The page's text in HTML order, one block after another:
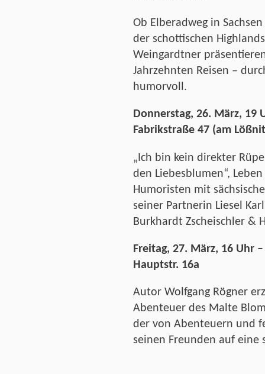
Ob Elberadweg in
der schottischen
Weingardtner
Jahrzehnten Reisen –
humorvoll.
Donnerstag, 26. März, 19
Fabrikstraße 47 (am
„ Ich bin kein direkter
den Liebesblumen“,
Humoristen mit
seiner Partnerin Liesel
Burkhardt Zscheischler &
Freitag, 27. März, 16 Uhr
Hauptstr. 16a
Autor Wolfgang Rögner
Abenteuer des Malte
der von Abenteuern und
seinen Freunden auf eine